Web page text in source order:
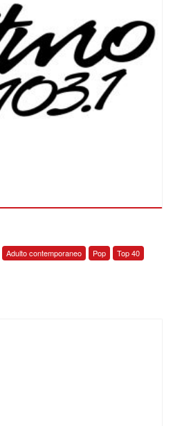
Adulto contemporaneo Pop Top 40